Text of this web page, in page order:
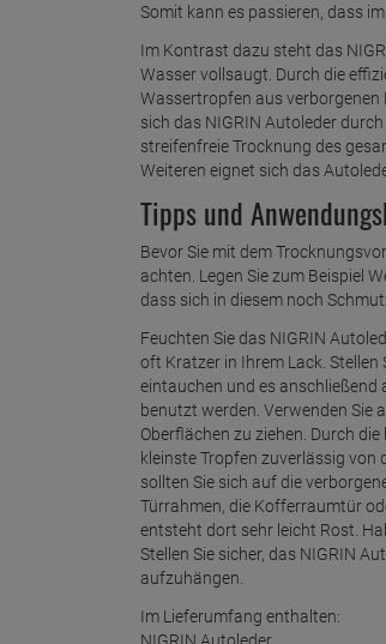
Somit kann es passieren, dass
Im Kontrast dazu steht das
Wasser vollsaugt. Durch die
Wassertropfen aus verborgenen
sich das NIGRIN Autoleder
streifenfreie Trocknung des
Weiteren eignet sich das
Tipps und
Bevor Sie mit dem
achten. Legen Sie zum Beispiel
dass sich in diesem noch
Feuchten Sie das NIGRIN
oft Kratzer in Ihrem Lack. Stellen
eintauchen und es anschließend
benutzt werden. Verwenden Sie
Oberflächen zu ziehen. Durch
kleinste Tropfen zuverlässig von
sollten Sie sich auf die
Türrahmen, die Kofferraumtür
entsteht dort sehr leicht Rost.
Stellen Sie sicher, das NIGRIN
aufzuhängen.
Im Lieferumfang enthalten:
NIGRIN Autoleder